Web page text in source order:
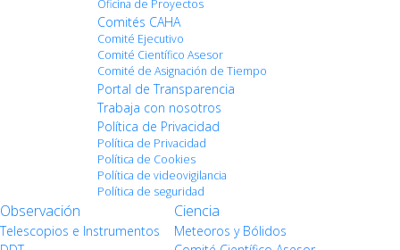
Oficina de Proyectos
Comités CAHA
Comité Ejecutivo
Comité Científico Asesor
Comité de Asignación de Tiempo
Portal de Transparencia
Trabaja con nosotros
Política de Privacidad
Política de Privacidad
Política de Cookies
Política de videovigilancia
Política de seguridad
Observación
Telescopios e Instrumentos
Ciencia
Meteoros y Bólidos